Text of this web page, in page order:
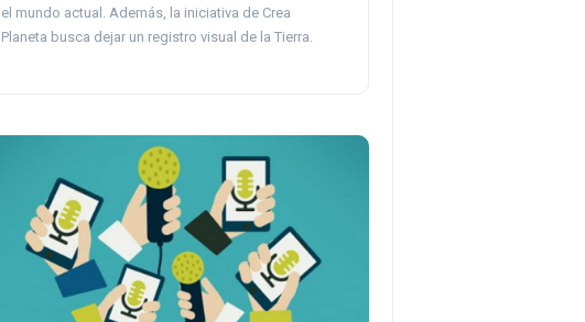
el mundo actual. Además, la iniciativa de Crea
Planeta busca dejar un registro visual de la Tierra.